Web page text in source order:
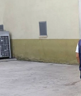
Müzik
Resmi İlanlar